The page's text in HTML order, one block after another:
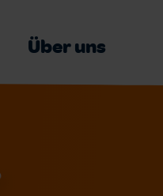
Über uns